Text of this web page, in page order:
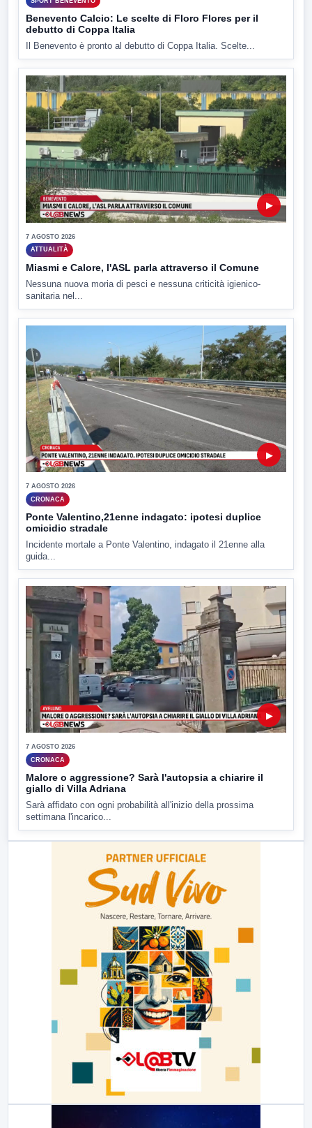
Benevento Calcio: Le scelte di Floro Flores per il
debutto di Coppa Italia
Il Benevento è pronto al debutto di Coppa Italia. Scelte...
▶
7 AGOSTO 2026
ATTUALITÀ
Miasmi e Calore, l'ASL parla attraverso il Comune
Nessuna nuova moria di pesci e nessuna criticità igienico-
sanitaria nel...
▶
7 AGOSTO 2026
CRONACA
Ponte Valentino,21enne indagato: ipotesi duplice
omicidio stradale
Incidente mortale a Ponte Valentino, indagato il 21enne alla
guida...
▶
7 AGOSTO 2026
CRONACA
Malore o aggressione? Sarà l'autopsia a chiarire il
giallo di Villa Adriana
Sarà affidato con ogni probabilità all'inizio della prossima
settimana l'incarico...